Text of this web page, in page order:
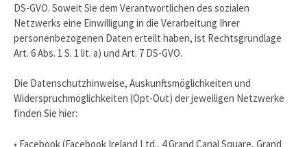
DS-GVO. Soweit Sie dem Verantwortlichen des sozialen
Netzwerks eine Einwilligung in die Verarbeitung Ihrer
personenbezogenen Daten erteilt haben, ist Rechtsgrundlage
Art. 6 Abs. 1 S. 1 lit. a) und Art. 7 DS-GVO.
Die Datenschutzhinweise, Auskunftsmöglichkeiten und
Widerspruchmöglichkeiten (Opt-Out) der jeweiligen Netzwerke
finden Sie hier:
• Facebook (Facebook Ireland Ltd., 4 Grand Canal Square, Grand